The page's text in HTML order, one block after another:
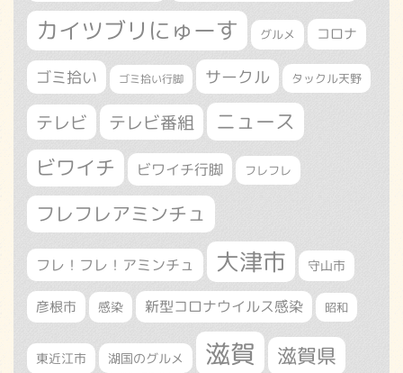
カイツブリにゅーす グルメ コロナ
ゴミ拾い ゴミ拾い行脚 サークル タックル天野
テレビ テレビ番組 ニュース
ビワイチ ビワイチ行脚 フレフレ
フレフレアミンチュ
フレ！フレ！アミンチュ 大津市 守山市
彦根市 感染 新型コロナウイルス感染 昭和
東近江市 湖国のグルメ 滋賀 滋賀県